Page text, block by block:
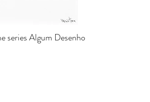
series Algum Desenho